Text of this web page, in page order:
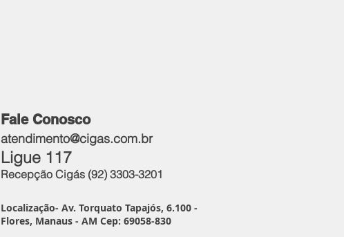
Fale Conosco
atendimento@cigas.com.br
Ligue 117​
Recepção Cigás (92) 3303-3201
Localização- Av. Torquato Tapajós, 6.100 -
Flores, Manaus - AM Cep: 69058-830